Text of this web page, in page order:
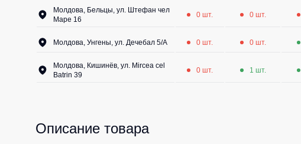
Молдова, Бельцы, ул. Штефан чел
Маре 16
0 шт. 0 шт.
Молдова, Унгены, ул. Дечебал 5/A 0 шт. 0 шт.
Молдова, Кишинёв, ул. Mircea cel
Batrin 39
0 шт. 1 шт.
Описание товара